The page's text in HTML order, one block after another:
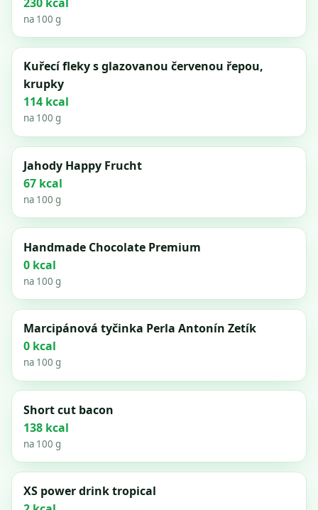
na 100 g
Kuřecí fleky s glazovanou červenou řepou,
krupky
114 kcal
na 100 g
Jahody Happy Frucht
67 kcal
na 100 g
Handmade Chocolate Premium
0 kcal
na 100 g
Marcipánová tyčinka Perla Antonín Zetík
0 kcal
na 100 g
Short cut bacon
138 kcal
na 100 g
XS power drink tropical